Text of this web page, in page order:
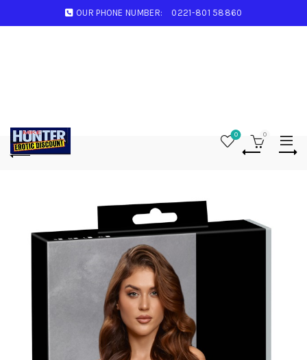
OUR PHONE NUMBER: 0221-801 58860
0 0